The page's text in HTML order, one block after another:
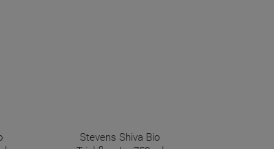
Stevens Shiva Bio